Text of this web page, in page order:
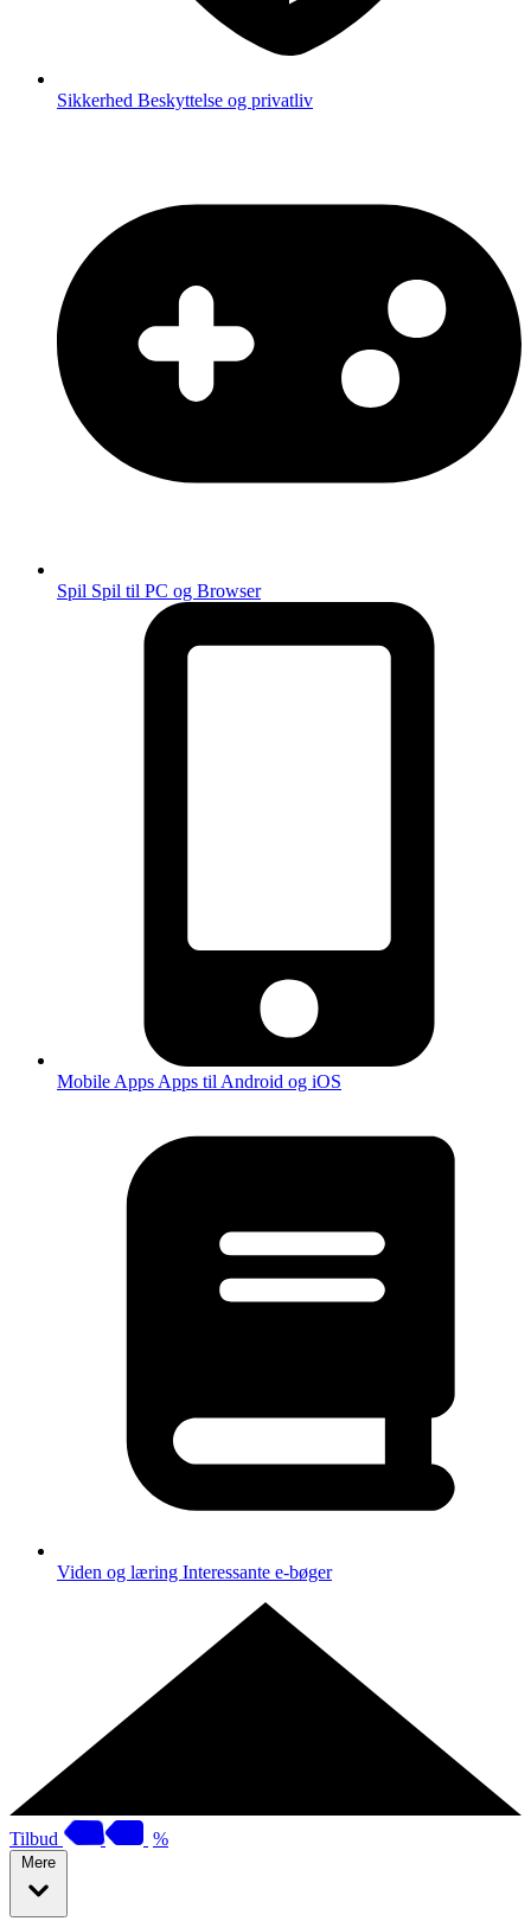
Sikkerhed Beskyttelse og privatliv
Spil Spil til PC og Browser
Mobile Apps Apps til Android og iOS
Viden og læring Interessante e-bøger
Tilbud %
Mere